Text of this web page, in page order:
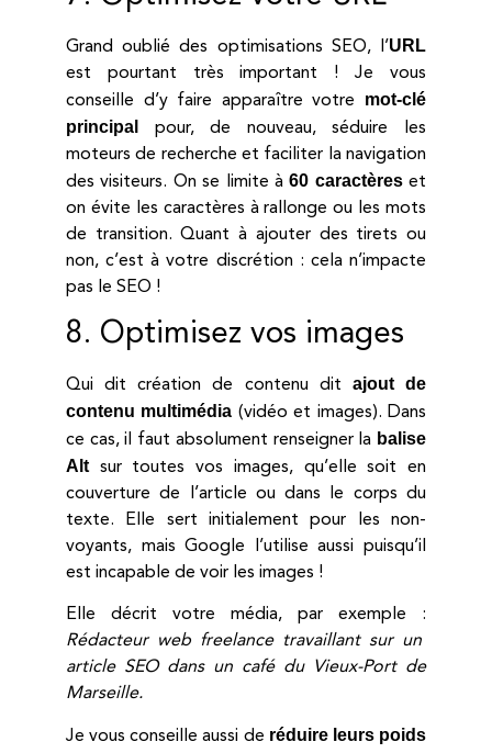
Grand oublié des optimisations SEO, l’URL
est pourtant très important ! Je vous
conseille d’y faire apparaître votre mot-clé
principal
pour, de nouveau, séduire les
moteurs de recherche et faciliter la navigation
des visiteurs. On se limite à60 caractèreset
on évite les caractères à rallonge ou les mots
de transition. Quant à ajouter des tirets ou
non, c’est à votre discrétion : cela n’impacte
pas le SEO !
8. Optimisez vos images
Qui dit création de contenu dit ajout de
contenu multimédia (vidéo et images). Dans
ce cas, il faut absolument renseigner la balise
Altsur toutes vos images, qu’elle soit en
couverture de l’article ou dans le corps du
texte. Elle sert initialement pour les non-
voyants, mais Google l’utilise aussi puisqu’il
est incapable de voir les images !
Elle décrit votre média, par exemple :
Rédacteur web freelance travaillant sur un
article SEO dans un café du Vieux-Port de
Marseille.
Je vous conseille aussi de réduire leurs poids